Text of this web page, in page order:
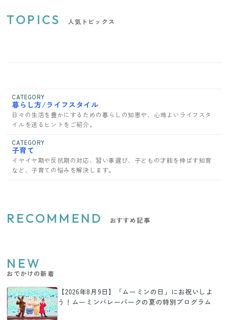
TOPICS 人気トピックス
CATEGORY
暮らし方/ライフスタイル
日々の生活を豊かにするための暮らしの知恵や、心地よいライフスタ
イルを送るヒントをご紹介。
CATEGORY
子育て
イヤイヤ期や反抗期の対応、習い事選び、子どもの才能を伸ばす知育
など、子育ての悩みを解決します。
RECOMMEND おすすめ記事
NEW
おでかけの新着
【2026年8月9日】「ムーミンの日」にお祝いしよ
う！ムーミンバレーパークの夏の特別プログラム